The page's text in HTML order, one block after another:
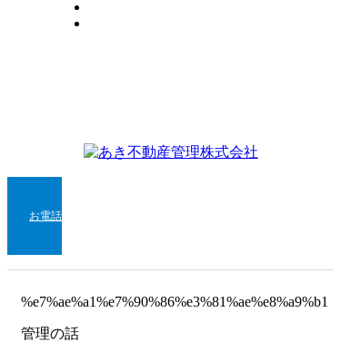
お電話
%e7%ae%a1%e7%90%86%e3%81%ae%e8%a9%b1
管理の話